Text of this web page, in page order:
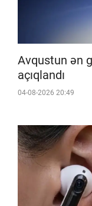
Avqustun ən
açıqlandı
04-08-2026 20:49